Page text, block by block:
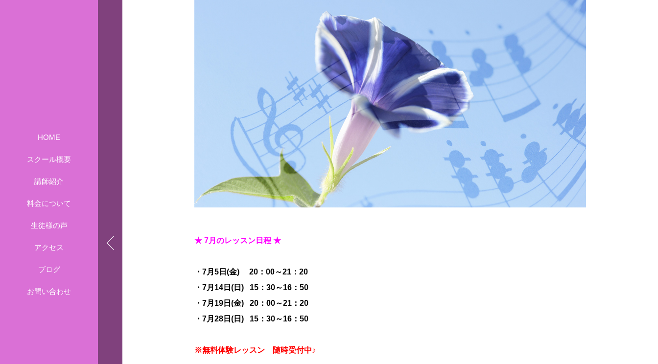
HOME
スクール概要
講師紹介
料金について
生徒様の声
アクセス
ブログ
お問い合わせ
★ 7月のレッスン日程 ★
・7月5日(金) 20：00～21：20
・7月14日(日) 15：30～16：50
・7月19日(金) 20：00～21：20
・7月28日(日) 15：30～16：50
※無料体験レッスン 随時受付中♪